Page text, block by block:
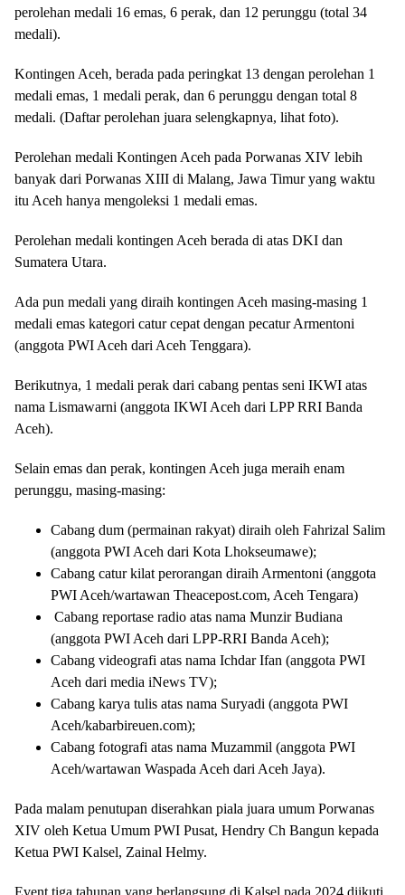
perolehan medali 16 emas, 6 perak, dan 12 perunggu (total 34
medali).
Kontingen Aceh, berada pada peringkat 13 dengan perolehan 1
medali emas, 1 medali perak, dan 6 perunggu dengan total 8
medali. (Daftar perolehan juara selengkapnya, lihat foto).
Perolehan medali Kontingen Aceh pada Porwanas XIV lebih
banyak dari Porwanas XIII di Malang, Jawa Timur yang waktu
itu Aceh hanya mengoleksi 1 medali emas.
Perolehan medali kontingen Aceh berada di atas DKI dan
Sumatera Utara.
Ada pun medali yang diraih kontingen Aceh masing-masing 1
medali emas kategori catur cepat dengan pecatur Armentoni
(anggota PWI Aceh dari Aceh Tenggara).
Berikutnya, 1 medali perak dari cabang pentas seni IKWI atas
nama Lismawarni (anggota IKWI Aceh dari LPP RRI Banda
Aceh).
Selain emas dan perak, kontingen Aceh juga meraih enam
perunggu, masing-masing:
Cabang dum (permainan rakyat) diraih oleh Fahrizal Salim
(anggota PWI Aceh dari Kota Lhokseumawe);
Cabang catur kilat perorangan diraih Armentoni (anggota
PWI Aceh/wartawan Theacepost.com, Aceh Tengara)
Cabang reportase radio atas nama Munzir Budiana
(anggota PWI Aceh dari LPP-RRI Banda Aceh);
Cabang videografi atas nama Ichdar Ifan (anggota PWI
Aceh dari media iNews TV);
Cabang karya tulis atas nama Suryadi (anggota PWI
Aceh/kabarbireuen.com);
Cabang fotografi atas nama Muzammil (anggota PWI
Aceh/wartawan Waspada Aceh dari Aceh Jaya).
Pada malam penutupan diserahkan piala juara umum Porwanas
XIV oleh Ketua Umum PWI Pusat, Hendry Ch Bangun kepada
Ketua PWI Kalsel, Zainal Helmy.